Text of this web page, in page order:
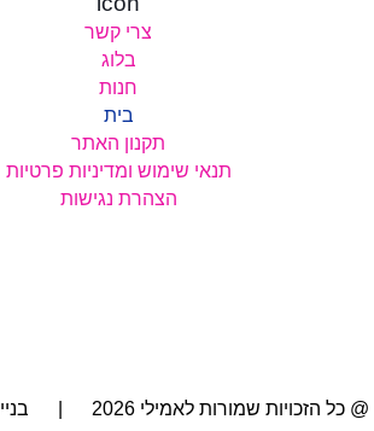
צרי קשר
בלוג
חנות
בית
תקנון האתר
תנאי שימוש ומדיניות פרטיות
הצהרת נגישות
@ כל הזכויות שמורות לאמילי 2026 | בניית האתר: